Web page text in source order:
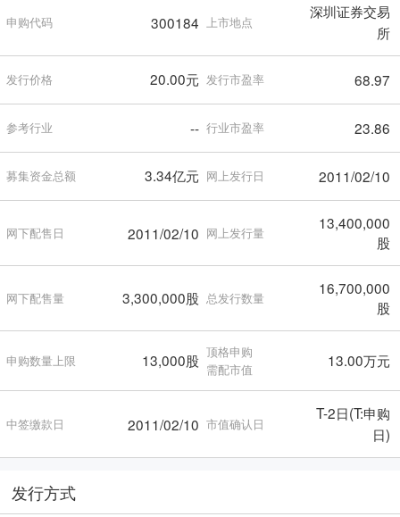
申购代码 300184 上市地点
深圳证券交易
所
发行价格 20.00元 发行市盈率 68.97
参考行业 -- 行业市盈率 23.86
募集资金总额 3.34亿元 网上发行日 2011/02/10
网下配售日 2011/02/10 网上发行量
13,400,000
股
网下配售量 3,300,000股 总发行数量
16,700,000
股
申购数量上限 13,000股 顶格申购
需配市值
13.00万元
中签缴款日 2011/02/10 市值确认日
T-2日(T:申购
日)
发行方式